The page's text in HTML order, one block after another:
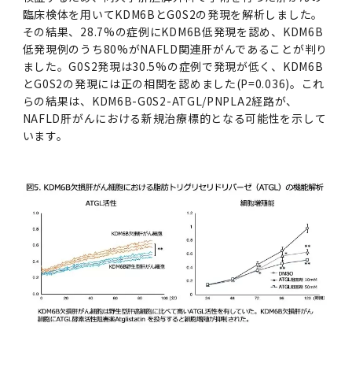
臨床検体を用いてKDM6BとG0S2の発現を解析しました。
その結果、28.7%の症例にKDM6B低発現を認め、KDM6B
低発現例のうち80%がNAFLD関連肝がんであることが判り
ました。G0S2発現は30.5%の症例で発現が低く、KDM6B
とG0S2の発現には正の相関を認めました(P=0.036)。これ
らの結果は、KDM6B-G0S2-ATGL/PNPLA2経路が、
NAFLD肝がんにおける新規治療標的となる可能性を示して
います。